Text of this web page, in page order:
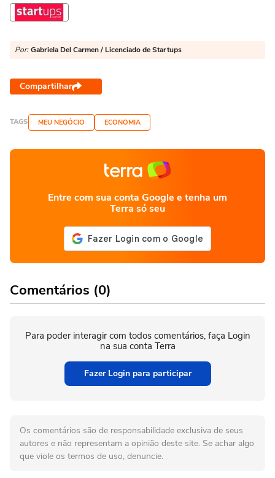
Por: Gabriela Del Carmen / Licenciado de Startups
Compartilhar
TAGS MEU NEGÓCIO ECONOMIA
Entre com sua conta Google e tenha um
Terra só seu
Comentários (0)
Para poder interagir com todos comentários, faça Login
na sua conta Terra
Fazer Login para participar
Os comentários são de responsabilidade exclusiva de seus
autores e não representam a opinião deste site. Se achar algo
que viole os termos de uso, denuncie.